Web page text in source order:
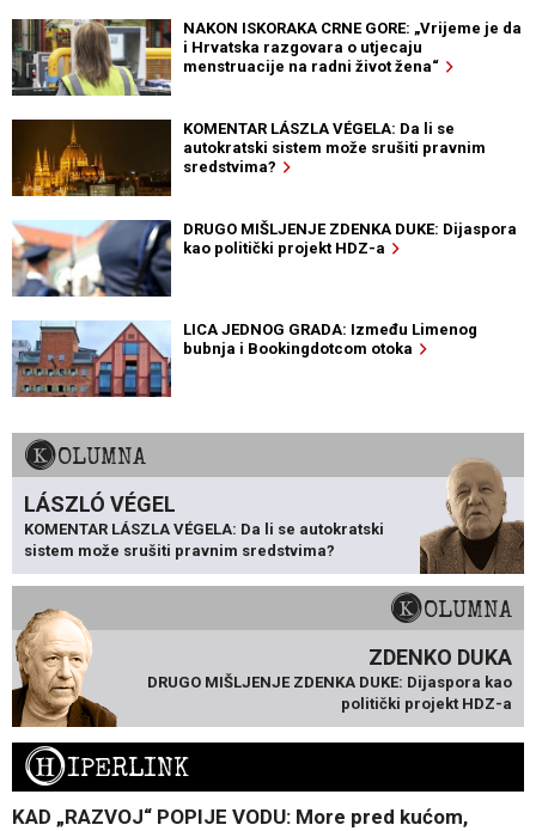
NAKON ISKORAKA CRNE GORE: „Vrijeme je da
i Hrvatska razgovara o utjecaju
menstruacije na radni život žena“
KOMENTAR LÁSZLA VÉGELA: Da li se
autokratski sistem može srušiti pravnim
sredstvima?
DRUGO MIŠLJENJE ZDENKA DUKE: Dijaspora
kao politički projekt HDZ-a
LICA JEDNOG GRADA: Između Limenog
bubnja i Bookingdotcom otoka
KOLUMNA
LÁSZLÓ VÉGEL
KOMENTAR LÁSZLA VÉGELA: Da li se autokratski
sistem može srušiti pravnim sredstvima?
KOLUMNA
ZDENKO DUKA
DRUGO MIŠLJENJE ZDENKA DUKE: Dijaspora kao
politički projekt HDZ-a
HIPERLINK
KAD „RAZVOJ“ POPIJE VODU: More pred kućom,